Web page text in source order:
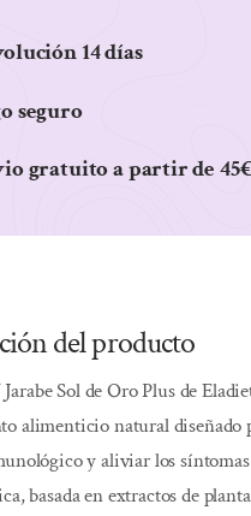
14 días
seguro
gratuito a partir de
del producto
Sol de Oro Plus de
alimenticio natural diseñado
y aliviar los
basada en extractos de